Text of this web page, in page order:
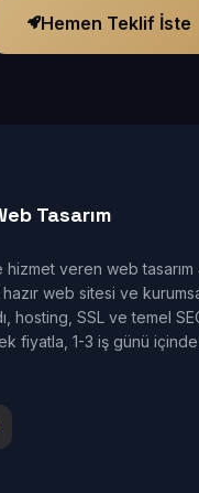
Hemen Teklif İste
Tasarım
veren web tasarım
web sitesi ve
hosting, SSL ve temel
fiyatla, 1-3 iş günü içinde